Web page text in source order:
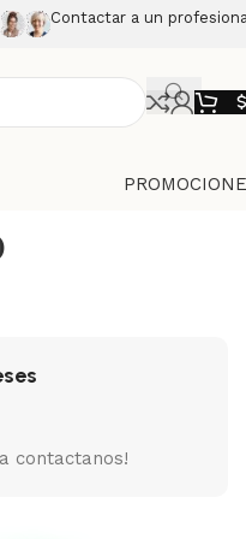
Contactar a un
$
contactanos!